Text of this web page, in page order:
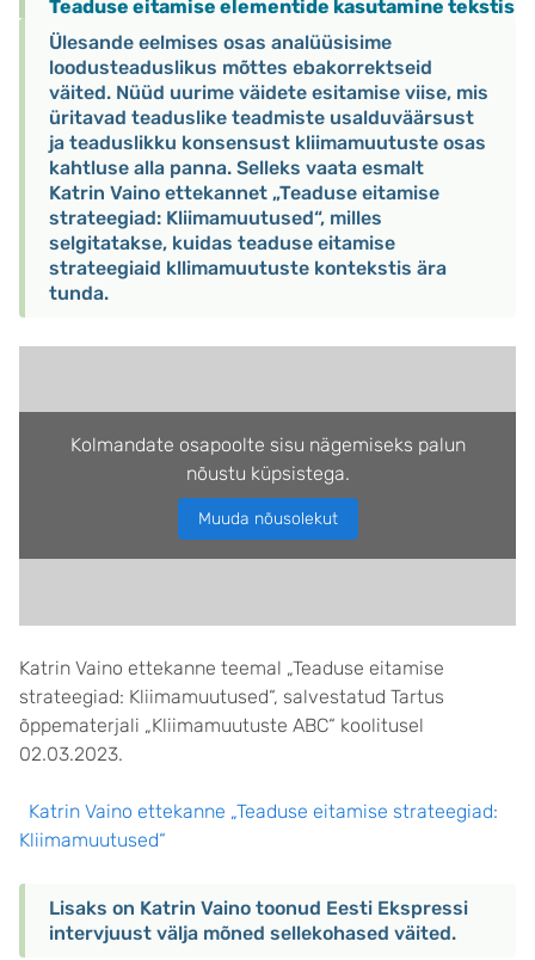
Teaduse eitamise elementide kasutamine tekstis
Ülesande eelmises osas analüüsisime
loodusteaduslikus mõttes ebakorrektseid
väited. Nüüd uurime väidete esitamise viise, mis
üritavad teaduslike teadmiste usalduväärsust
ja teaduslikku konsensust kliimamuutuste osas
kahtluse alla panna. Selleks vaata esmalt
Katrin Vaino ettekannet „Teaduse eitamise
strateegiad: Kliimamuutused“, milles
selgitatakse, kuidas teaduse eitamise
strateegiaid kllimamuutuste kontekstis ära
tunda.
Kolmandate osapoolte sisu nägemiseks palun
nõustu küpsistega.
Muuda nõusolekut
Katrin Vaino ettekanne teemal „Teaduse eitamise
strateegiad: Kliimamuutused“, salvestatud Tartus
õppematerjali „Kliimamuutuste ABC“ koolitusel
02.03.2023.
Katrin Vaino ettekanne „Teaduse eitamise strateegiad:
Kliimamuutused“
Lisaks on Katrin Vaino toonud Eesti Ekspressi
intervjuust välja mõned sellekohased väited.